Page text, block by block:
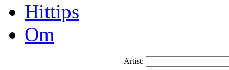
Hittips
Om
Artist: